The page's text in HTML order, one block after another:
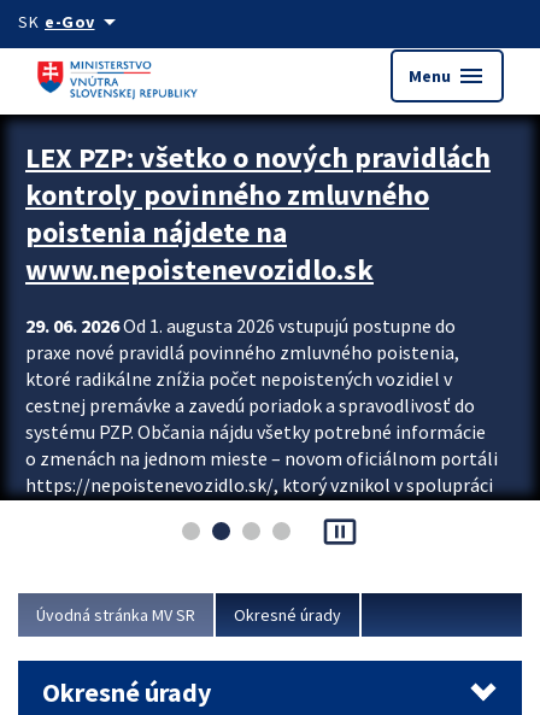
Preskocit na hlavný obsah
SK e-Govarrow_drop_down
Menu menu
Zastavit automatický posun upútavok
LEX PZP: všetko o nových pravidlách
kontroly povinného zmluvného
poistenia nájdete na
www.nepoistenevozidlo.sk
29. 06. 2026Od 1. augusta 2026 vstupujú postupne do
praxe nové pravidlá povinného zmluvného poistenia,
ktoré radikálne znížia počet nepoistených vozidiel v
cestnej premávke a zavedú poriadok a spravodlivosť do
systému PZP. Občania nájdu všetky potrebné informácie
o zmenách na jednom mieste – novom oficiálnom portáli
https://nepoistenevozidlo.sk/, ktorý vznikol v spolupráci
asociácie poisťovní (SLASPO) a Ministerstva vnútra SR.
Viac
pause_presentation
Úvodná stránka MV SR Okresné úrady
Okresné úrady